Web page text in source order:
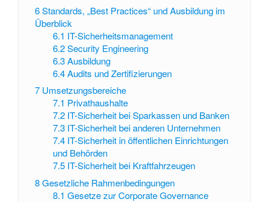
6Standards, „Best Practices“ und Ausbildung im
Überblick
6.1 IT-Sicherheitsmanagement
6.2 Security Engineering
6.3 Ausbildung
6.4 Audits und Zertifizierungen
7 Umsetzungsbereiche
7.1 Privathaushalte
7.2 IT-Sicherheit bei Sparkassen und Banken
7.3 IT-Sicherheit bei anderen Unternehmen
7.4 IT-Sicherheit in öffentlichen Einrichtungen
und Behörden
7.5 IT-Sicherheit bei Kraftfahrzeugen
8Gesetzliche Rahmenbedingungen
8.1 Gesetze zur Corporate Governance